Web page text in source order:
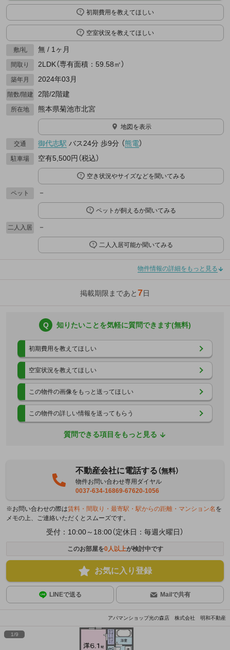
初期費用を教えてほしい
空室状況を教えてほしい
敷/礼 無 / 1ヶ月
間取り 2LDK（専有面積：59.58㎡）
築年月 2024年03月
階数/階建 2階/2階建
所在地 熊本県菊池市北宮
地図を表示
交通 御代志駅 バス24分 歩9分 （熊電）
駐車場 空有5,500円（税込）
空き状況やサイズなどを聞いてみる
ペット －
ペットが飼えるか聞いてみる
二人入居 －
二人入居可能か聞いてみる
物件情報の詳細をもっと見る
掲載期限まであと7日
Q 知りたいことを気軽に質問できます(無料)
初期費用を教えてほしい
空室状況を教えてほしい
この物件の画像をもっと送ってほしい
この物件の詳しい情報を送ってもらう
質問できる項目をもっと見る
不動産会社に電話する（無料）
物件お問い合わせ専用ダイヤル
0037-634-16869-67620-1056
※お問い合わせの際は賃料・間取り・最寄駅・駅からの距離・マンション名 を
メモの上、ご連絡いただくとスムーズです。
受付：10:00～18:00（定休日：毎週火曜日）
このお部屋を0人以上が検討中です
お気に入り登録
LINEで送る Mailで共有
アパマンショップ光の森店 株式会社 明和不動産
1/9